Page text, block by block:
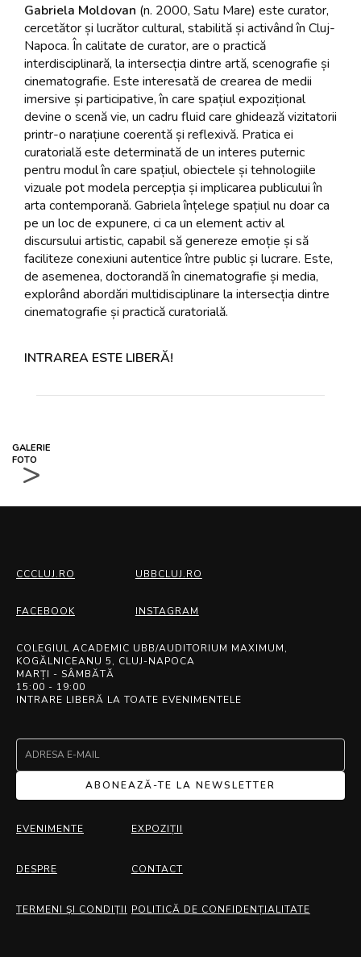
Gabriela Moldovan (n. 2000, Satu Mare) este curator,
cercetător și lucrător cultural, stabilită și activând în Cluj-
Napoca. În calitate de curator, are o practică
interdisciplinară, la intersecția dintre artă, scenografie și
cinematografie. Este interesată de crearea de medii
imersive și participative, în care spațiul expozițional
devine o scenă vie, un cadru fluid care ghidează vizitatorii
printr-o narațiune coerentă și reflexivă. Pratica ei
curatorială este determinată de un interes puternic
pentru modul în care spațiul, obiectele și tehnologiile
vizuale pot modela percepția și implicarea publicului în
arta contemporană. Gabriela înțelege spațiul nu doar ca
pe un loc de expunere, ci ca un element activ al
discursului artistic, capabil să genereze emoție și să
faciliteze conexiuni autentice între public și lucrare. Este,
de asemenea, doctorandă în cinematografie și media,
explorând abordări multidisciplinare la intersecția dintre
cinematografie și practică curatorială.
INTRAREA ESTE LIBERĂ!
GALERIE
FOTO
>
CCCLUJ.RO UBBCLUJ.RO
FACEBOOK INSTAGRAM
COLEGIUL ACADEMIC UBB/AUDITORIUM MAXIMUM,
KOGĂLNICEANU 5, CLUJ-NAPOCA
MARȚI - SÂMBĂTĂ
15:00 - 19:00
INTRARE LIBERĂ LA TOATE EVENIMENTELE
ABONEAZĂ-TE LA NEWSLETTER
EVENIMENTE EXPOZIȚII
DESPRE CONTACT
TERMENI ŞI CONDIŢII POLITICĂ DE CONFIDENȚIALITATE